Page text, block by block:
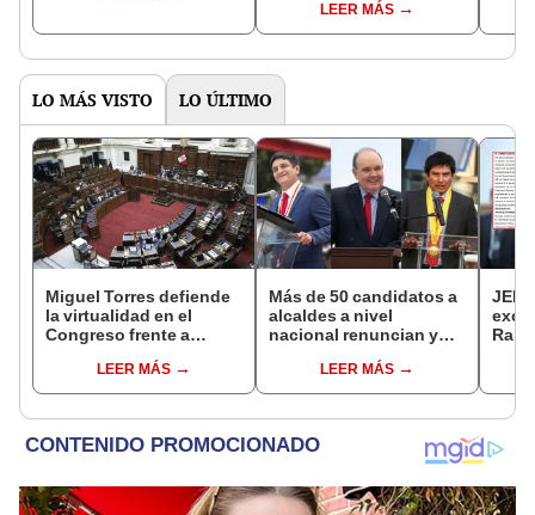
del SenadoLEER MÁS
LO MÁS VISTO LO ÚLTIMO
Miguel Torres defiende
la virtualidad en el
Congreso frente a
plantea la
presencialidad
LEER MÁS
Más de 50 candidatos a
alcaldes a nivel
nacional renuncian y
encubiertaLEER MÁS
JEE